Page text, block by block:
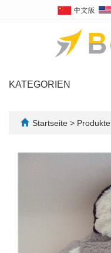
KATEGORIEN
Startseite > Produkte